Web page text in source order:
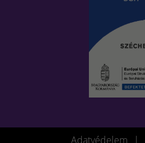
Adatvédelem |